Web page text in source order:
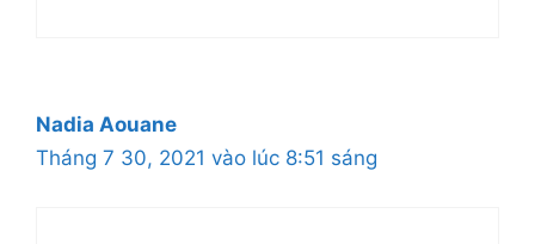
Nadia Aouane
Tháng 7 30, 2021 vào lúc 8:51 sáng